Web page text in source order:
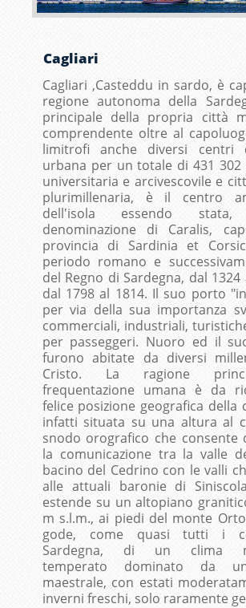
Cagliari
Cagliari ,Casteddu in sardo, è
regione autonoma della
principale della propria città
comprendente oltre al
limitrofi anche diversi centri
urbana per un totale di 431 302
universitaria e arcivescovile e
plurimillenaria, è il centro
dell'isola essendo
denominazione di Caralis,
provincia di Sardinia et
periodo romano e
del Regno di Sardegna, dal 1324
dal 1798 al 1814. Il suo porto
per via della sua importanza
commerciali, industriali,
per passeggeri. Nuoro ed il
furono abitate da diversi
Cristo. La ragione
frequentazione umana è da
felice posizione geografica della
infatti situata su una altura al
snodo orografico che consente
la comunicazione tra la valle
bacino del Cedrino con le valli
alle attuali baronie di
estende su un altopiano
m s.l.m., ai piedi del monte
gode, come quasi tutti i
Sardegna, di un clima
temperato dominato da
maestrale, con estati
inverni freschi, solo raramente